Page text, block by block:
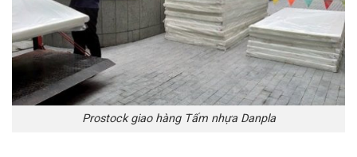
Prostock giao hàng Tấm nhựa Danpla